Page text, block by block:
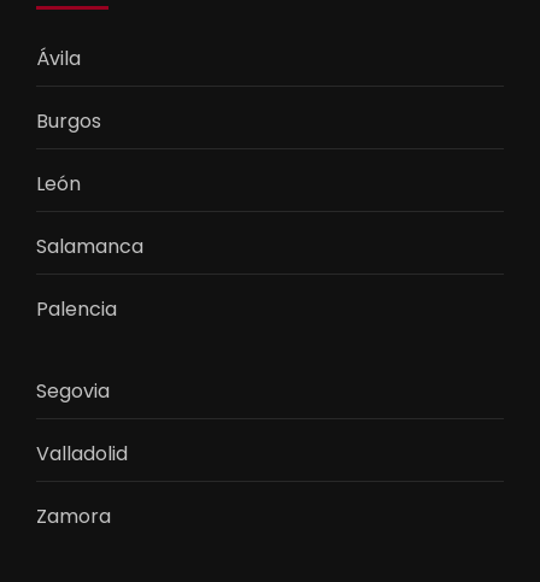
Ávila
Burgos
León
Salamanca
Palencia
Segovia
Valladolid
Zamora